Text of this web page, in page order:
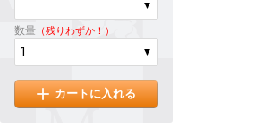
数量 （残りわずか！）
カートに入れる